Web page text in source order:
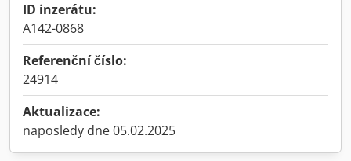
ID inzerátu:
A142-0868
Referenční číslo:
24914
Aktualizace:
naposledy dne 05.02.2025